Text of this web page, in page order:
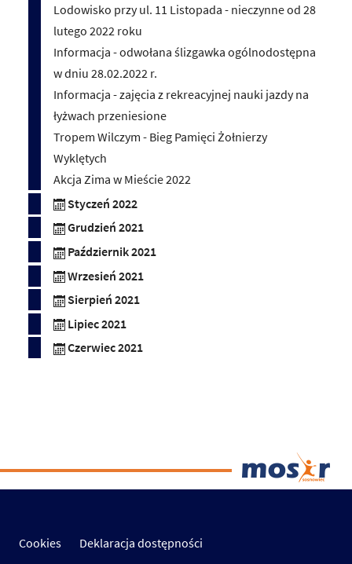
Lodowisko przy ul. 11 Listopada - nieczynne od 28
lutego 2022 roku
Informacja - odwołana ślizgawka ogólnodostępna
w dniu 28.02.2022 r.
Informacja - zajęcia z rekreacyjnej nauki jazdy na
łyżwach przeniesione
Tropem Wilczym - Bieg Pamięci Żołnierzy
Wyklętych
Akcja Zima w Mieście 2022
Styczeń 2022
Grudzień 2021
Październik 2021
Wrzesień 2021
Sierpień 2021
Lipiec 2021
Czerwiec 2021
Cookies Deklaracja dostępności